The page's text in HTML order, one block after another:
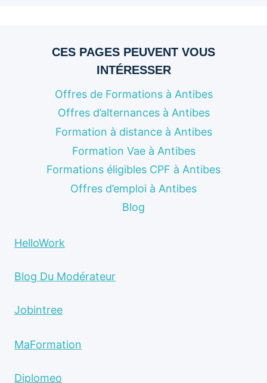
CES PAGES PEUVENT VOUS
INTÉRESSER
Offres de Formations à Antibes
Offres d’alternances à Antibes
Formation à distance à Antibes
Formation Vae à Antibes
Formations éligibles CPF à Antibes
Offres d’emploi à Antibes
Blog
HelloWork
Blog Du Modérateur
Jobintree
MaFormation
Diplomeo